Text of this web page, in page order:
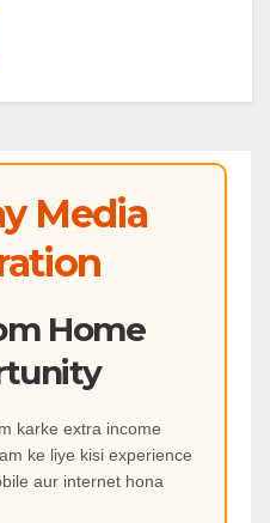
Media
Home
karke extra income
ke liye kisi experience
aur internet hona